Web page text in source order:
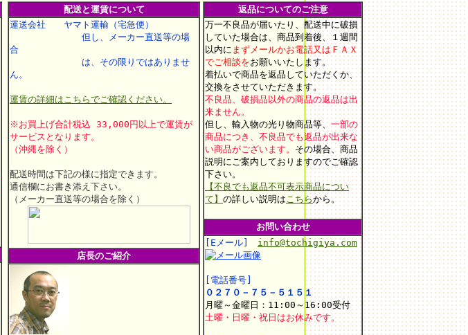
配送と運賃について
運送会社 ヤマト運輸（宅急便）
但し、メーカー直送等の場
合
は、その限りではありませ
ん。
運賃の詳細はこちらでご確認ください。
※お買上げ合計税込 33,000円以上で運賃が
サービスとなります。
（沖縄を除く）
配送時間は下記の様に指定できます。
通信欄にお書き添え下さい。
（メーカー直送等の場合を除く）
店長のご紹介
返品についてのご注意
万一不良品が届いたり、配送中に破損
していた場合は、商品到着後、１週間
以内に まずメールかお電話又はＦＡＸ
でご相談をお願いいたします。
着払いで商品を返品していただくか、
交換をさせていただきます。
不良品、破損品以外の商品の返品は出
来ません。
但し、輸入物の光り物商品等、 一部の
商品につき、不良品でも返品が出来な
い商品がございます。 その場合、商品
説明にご案内しておりますのでご確認
下さい。
【不良でも返品不可表示商品につい
て】 の詳しい説明はこちらから。
お問い合わせ
[Eメール]
info@tochigiya.com
[電話番号]
０２７０－７５－５１５１
月曜～金曜日：11:00～16:00受付
土曜・日曜・祝日はお休みです。